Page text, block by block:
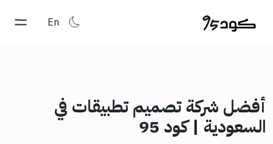
En
أفضل شركة تصميم تطبيقات في
السعودية | كود 95